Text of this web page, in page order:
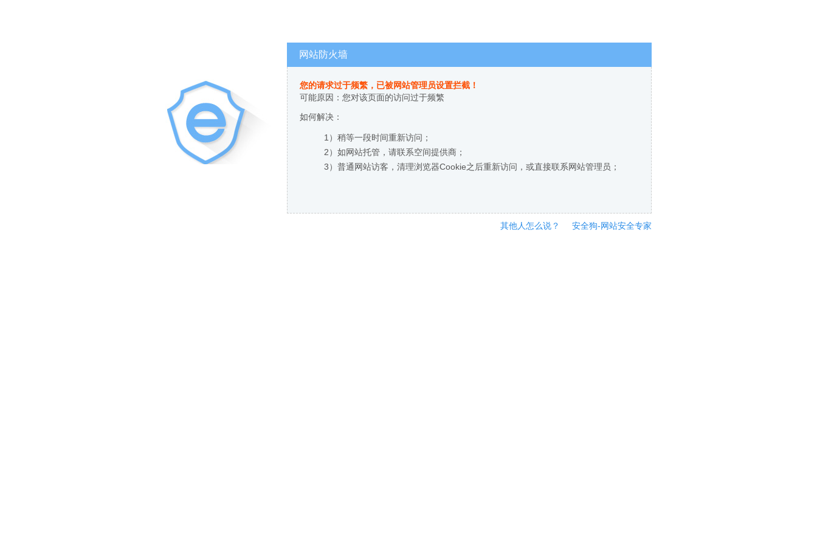
网站防火墙
您的请求过于频繁，已被网站管理员设置拦截！
可能原因：您对该页面的访问过于频繁
如何解决：
1）稍等一段时间重新访问；
2）如网站托管，请联系空间提供商；
3）普通网站访客，清理浏览器Cookie之后重新访问，或直接联系网站管理员；
其他人怎么说？ 安全狗-网站安全专家